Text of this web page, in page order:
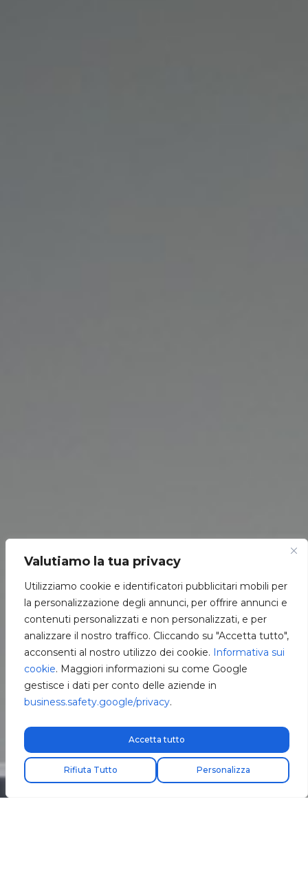
Valutiamo la tua privacy
Utilizziamo cookie e identificatori pubblicitari mobili per
la personalizzazione degli annunci, per offrire annunci e
contenuti personalizzati e non personalizzati, e per
analizzare il nostro traffico. Cliccando su "Accetta tutto",
acconsenti al nostro utilizzo dei cookie. Informativa sui
cookie. Maggiori informazioni su come Google
gestisce i dati per conto delle aziende in
business.safety.google/privacy.
Personalizza
Rifiuta Tutto
Accetta tutto
Spedizione express gratuita!